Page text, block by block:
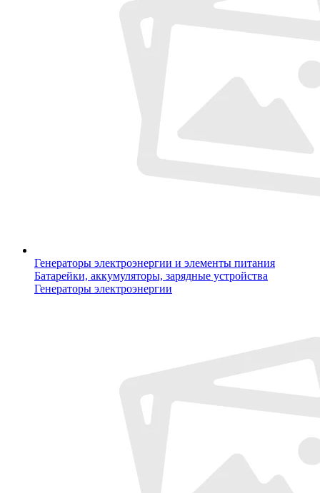
Генераторы электроэнергии и элементы питания
Батарейки, аккумуляторы, зарядные устройства
Генераторы электроэнергии